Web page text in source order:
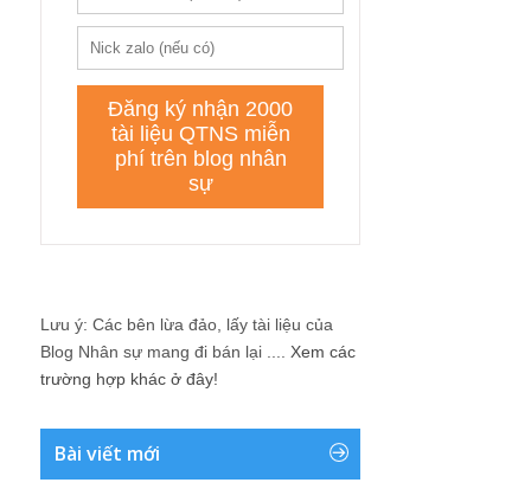
Lưu ý: Các bên lừa đảo, lấy tài liệu của
Blog Nhân sự mang đi bán lại .... Xem các
trường hợp khác ở đây!
Bài viết mới